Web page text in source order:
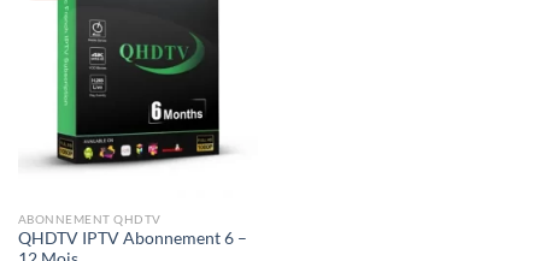
ABONNEMENT QHDTV
QHDTV IPTV Abonnement 6 –